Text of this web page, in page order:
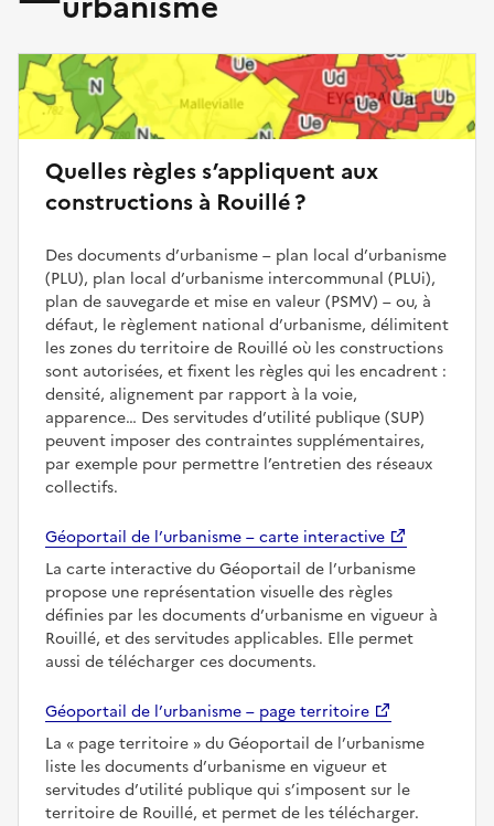
Quelles règles s’appliquent aux
constructions à Rouillé ?
Des documents d’urbanisme – plan local d’urbanisme
(PLU), plan local d’urbanisme intercommunal (PLUi),
plan de sauvegarde et mise en valeur (PSMV) – ou, à
défaut, le règlement national d’urbanisme, délimitent
les zones du territoire de Rouillé où les constructions
sont autorisées, et fixent les règles qui les encadrent :
densité, alignement par rapport à la voie,
apparence… Des servitudes d’utilité publique (SUP)
peuvent imposer des contraintes supplémentaires,
par exemple pour permettre l’entretien des réseaux
collectifs.
Géoportail de l’urbanisme – carte interactive
La carte interactive du Géoportail de l’urbanisme
propose une représentation visuelle des règles
définies par les documents d’urbanisme en vigueur à
Rouillé, et des servitudes applicables. Elle permet
aussi de télécharger ces documents.
Géoportail de l’urbanisme – page territoire
La
page territoire
du Géoportail de l’urbanisme
liste les documents d’urbanisme en vigueur et
servitudes d’utilité publique qui s’imposent sur le
territoire de Rouillé, et permet de les télécharger.